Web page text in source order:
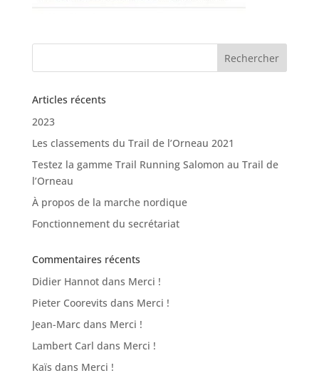
Articles récents
2023
Les classements du Trail de l’Orneau 2021
Testez la gamme Trail Running Salomon au Trail de
l’Orneau
À propos de la marche nordique
Fonctionnement du secrétariat
Commentaires récents
Didier Hannotdans Merci !
Pieter Coorevits dans Merci !
Jean-Marcdans Merci !
Lambert Carl dans Merci !
Kaïs dans Merci !